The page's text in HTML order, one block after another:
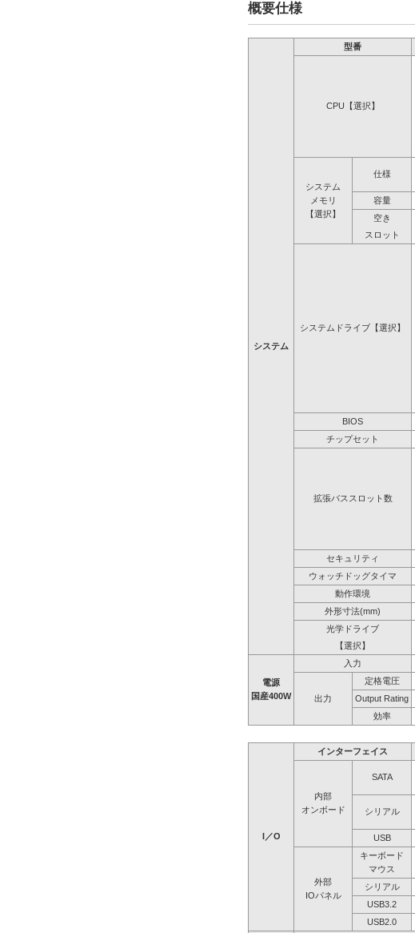
概要仕様
システム
型番
CPU【選択】
システム
メモリ
【選択】
仕様
容量
空き
スロット
システムドライブ【選択】
BIOS
チップセット
拡張バススロット数
セキュリティ
ウォッチドッグタイマ
動作環境
外形寸法(mm)
光学ドライブ
【選択】
電源
国産400W
入力
出力
定格電圧
Output Rating
効率
I／O
インターフェイス
内部
オンボード
SATA
シリアル
USB
外部
IOパネル
キーボード
マウス
シリアル
USB3.2
USB2.0